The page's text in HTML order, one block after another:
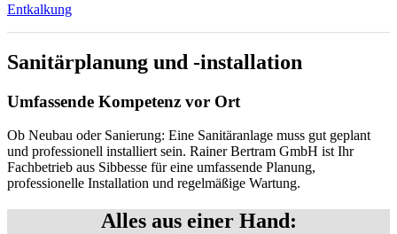
Entkalkung
Sanitärplanung und -installation
Umfassende Kompetenz vor Ort
Ob Neubau oder Sanierung: Eine Sanitäranlage muss gut geplant
und professionell installiert sein. Rainer Bertram GmbH ist Ihr
Fachbetrieb aus Sibbesse für eine umfassende Planung,
professionelle Installation und regelmäßige Wartung.
Alles aus einer Hand: